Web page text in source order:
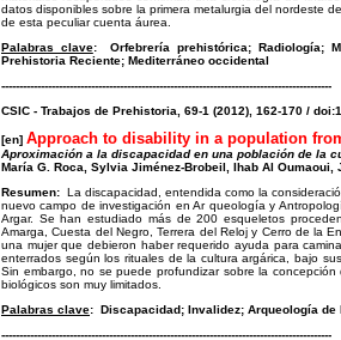
datos disponibles sobre la primera metalurgia del nordeste
de esta peculiar cuenta áurea.
Palabras clave:Orfebrería prehistórica; Radiología;
Prehistoria Reciente; Mediterráneo occidental
--------------------------------------------------------------------------------------------
CSIC - Trabajos de Prehistoria, 69-1 (2012), 162-170 /
[en] Approach to disability in a population
Aproximación a la discapacidad en una población de la
María G. Roca, Sylvia Jiménez-Brobeil, Ihab Al Oumaoui,
Resumen: La discapacidad, entendida como la
nuevo campo de investigación en Ar queología y
Argar. Se han estudiado más de 200 esqueletos
Amarga, Cuesta del Negro, Terrera del Reloj y Cerro de la
una mujer que debieron haber requerido ayuda para
enterrados según los rituales de la cultura argárica, bajo
Sin embargo, no se puede profundizar sobre la
biológicos son muy limitados.
Palabras clave: Discapacidad; Invalidez; Arqueología
--------------------------------------------------------------------------------------------